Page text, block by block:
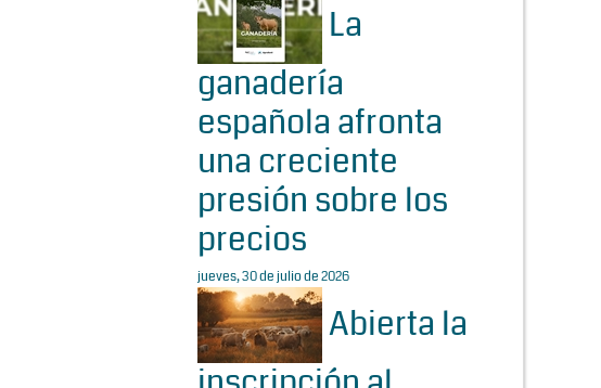
La
ganadería
española afronta
una creciente
presión sobre los
precios
jueves, 30 de julio de 2026
Abierta la